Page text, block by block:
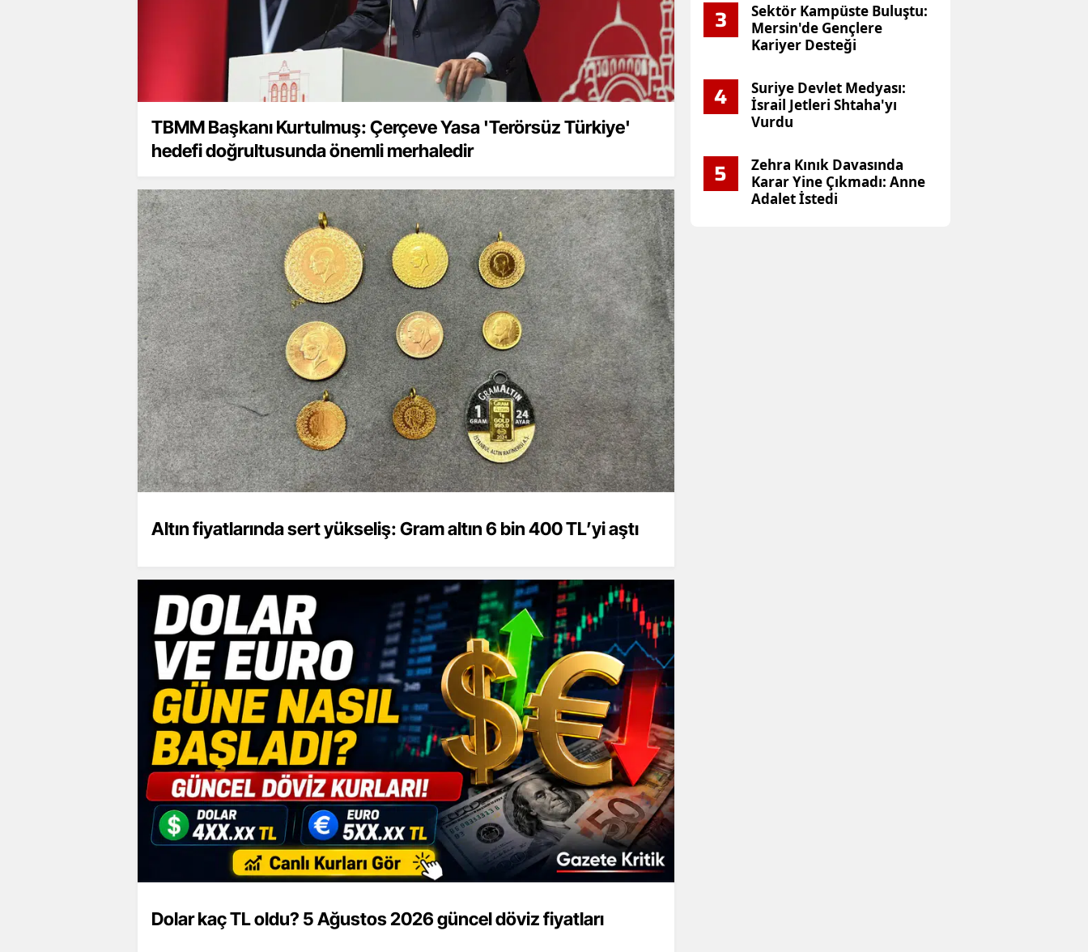
TBMM Başkanı Kurtulmuş: Çerçeve Yasa 'Terörsüz Türkiye'
hedefi doğrultusunda önemli merhaledir
Altın fiyatlarında sert yükseliş: Gram altın 6 bin 400 TL’yi aştı
Dolar kaç TL oldu? 5 Ağustos 2026 güncel döviz fiyatları
3
Sektör Kampüste Buluştu:
Mersin'de Gençlere
Kariyer Desteği
4
Suriye Devlet Medyası:
İsrail Jetleri Shtaha'yı
Vurdu
5
Zehra Kınık Davasında
Karar Yine Çıkmadı: Anne
Adalet İstedi